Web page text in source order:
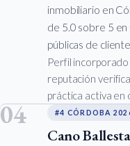
inmobiliario en
de 5.0 sobre 5
públicas de
Perfil
reputación
práctica activa en
04 #4 CÓRDOBA
Cano